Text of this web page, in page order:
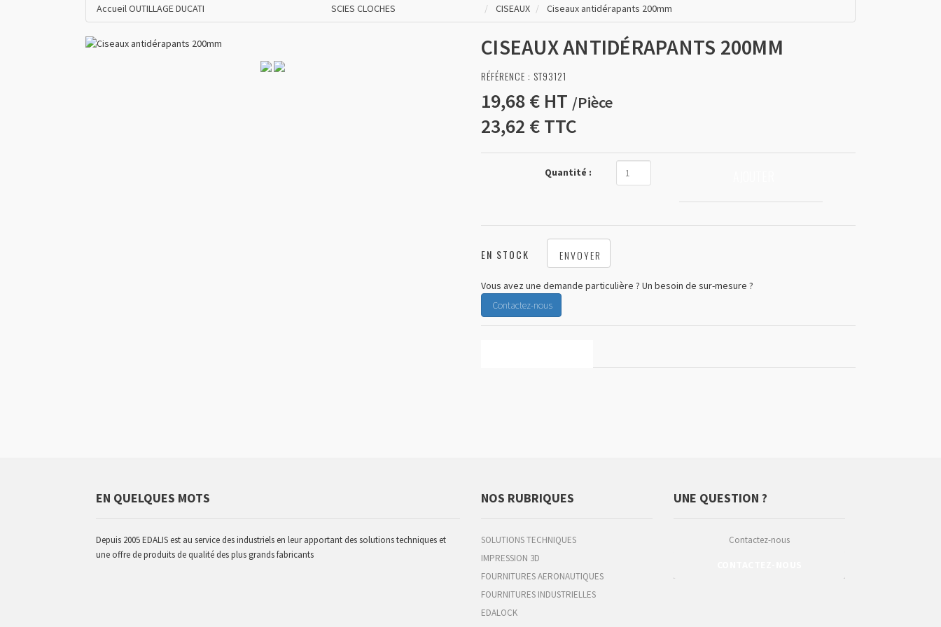
AccueilOUTILLAGE DUCATI
SCIES CLOCHES
CISEAUX Ciseaux antidérapants 200mm
CISEAUX ANTIDÉRAPANTS 200MM
RÉFÉRENCE : ST93121
19,68 € HT /Pièce
23,62 €TTC
Quantité :
EN STOCK ENVOYER
Vous avez une demande particulière ? Un besoin de sur-mesure ?
Contactez-nous
EN QUELQUES MOTS
Depuis 2005 EDALIS est au service des industriels en leur apportant des solutions techniques et
une offre de produits de qualité des plus grands fabricants
NOS RUBRIQUES
SOLUTIONS TECHNIQUES
IMPRESSION 3D
FOURNITURES AERONAUTIQUES
FOURNITURES INDUSTRIELLES
EDALOCK
UNE QUESTION ?
Contactez-nous